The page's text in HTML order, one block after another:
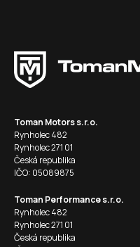
Toman Motors s.r.o.
Rynholec 482
Rynholec 271 01
Česká republika
IČO: 05089875
Toman Performance s.r.o.
Rynholec 482
Rynholec 271 01
Česká republika